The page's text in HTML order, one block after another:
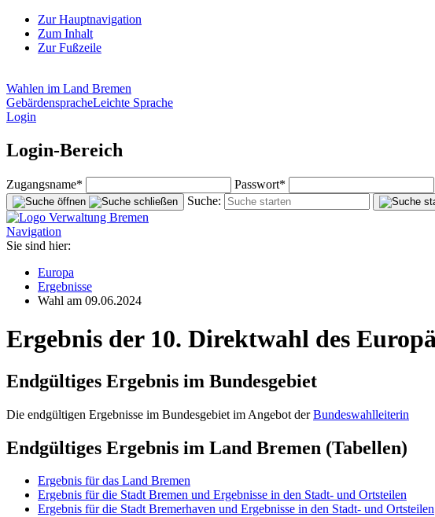
Zur Hauptnavigation
Zum Inhalt
Zur Fußzeile
Wahlen im Land Bremen
GebärdenspracheLeichte Sprache
Login
Login-Bereich
Zugangsname* Passwort*
Suche:
Navigation
Sie sind hier:
Europa
Ergebnisse
Wahl am 09.06.2024
Ergebnis der 10. Direktwahl des
Endgültiges Ergebnis im Bundesgebiet
Die endgültigen Ergebnisse im Bundesgebiet im Angebot derBundeswahlleiterin
Endgültiges Ergebnis im Land Bremen (Tabellen)
Ergebnis für das Land Bremen
Ergebnis für die Stadt Bremen und Ergebnisse in den Stadt- und Ortsteilen
Ergebnis für die Stadt Bremerhaven und Ergebnisse in den Stadt- und Ortsteilen